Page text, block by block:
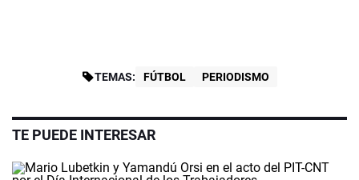
TEMAS: FÚTBOL PERIODISMO
TE PUEDE INTERESAR